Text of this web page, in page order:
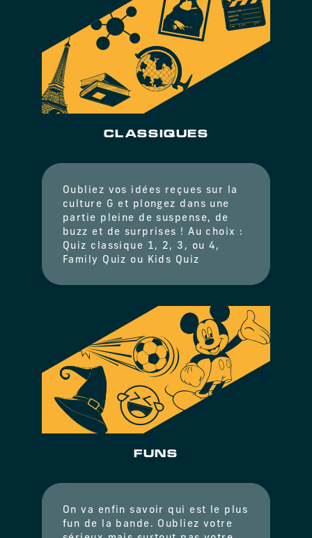
CLASSIQUES
Oubliez vos idées reçues sur la
culture G et plongez dans une
partie pleine de suspense, de
buzz et de surprises ! Au choix :
Quiz classique 1, 2, 3, ou 4,
Family Quiz ou Kids Quiz
FUNS
On va enfin savoir qui est le plus
fun de la bande. Oubliez votre